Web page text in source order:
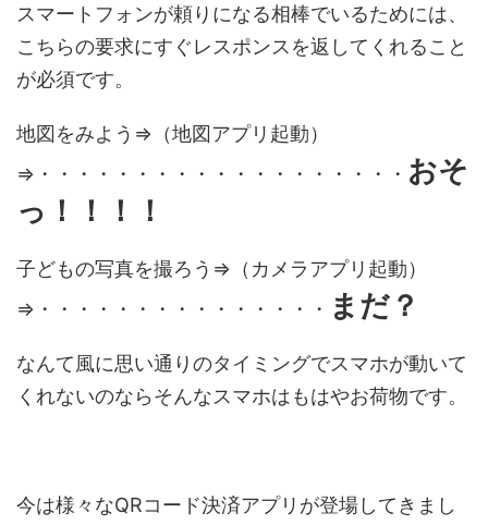
スマートフォンが頼りになる相棒でいるためには、
こちらの要求にすぐレスポンスを返してくれること
が必須です。
地図をみよう⇒（地図アプリ起動）
⇒・・・・・・・・・・・・・・・・・・・ おそ
っ！！！！
子どもの写真を撮ろう⇒（カメラアプリ起動）
⇒・・・・・・・・・・・・・・・ まだ？
なんて風に思い通りのタイミングでスマホが動いて
くれないのならそんなスマホはもはやお荷物です。
今は様々なQRコード決済アプリが登場してきまし